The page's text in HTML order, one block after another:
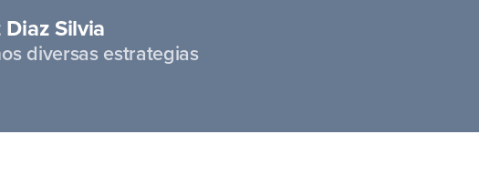
Silvia
diversas estrategias